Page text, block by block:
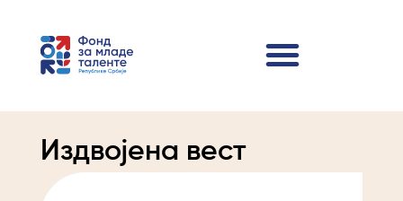
Издвојена вест